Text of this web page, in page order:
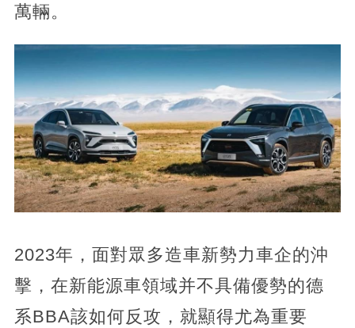
萬輛。
2023年，面對眾多造車新勢力車企的沖
擊，在新能源車領域并不具備優勢的德
系BBA該如何反攻，就顯得尤為重要